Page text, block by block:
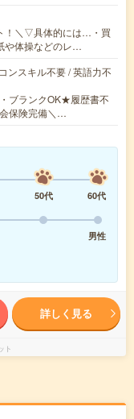
！＼▽具体的には…・買
や体操などのレ…
ンスキル不要 / 英語力不
ブランクOK★履歴書不
保険完備＼…
50代
60代
男性
詳しく見る
ト